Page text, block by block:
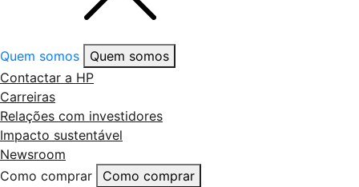
Quem somos
Quem somos
Contactar a HP
Carreiras
Relações com investidores
Impacto sustentável
Newsroom
Como comprar
Como comprar